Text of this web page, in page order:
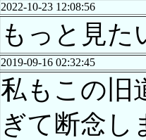
2022-10-23 12:08:56
もっと見た
2019-09-16 02:32:45
私もこの旧
ぎて断念し